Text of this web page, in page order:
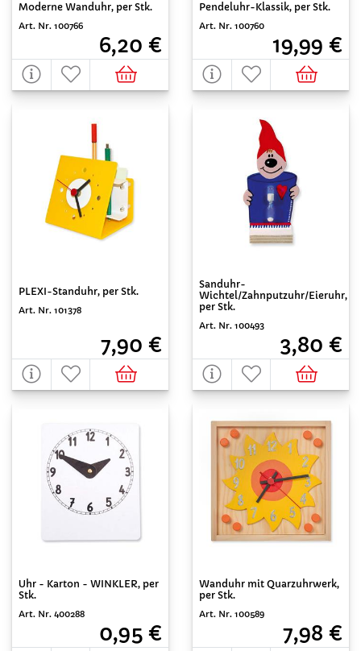
Moderne Wanduhr, per Stk.
Art. Nr. 100766
6,20 €
Pendeluhr-Klassik, per Stk.
Art. Nr. 100760
19,99 €
PLEXI-Standuhr, per Stk.
Art. Nr. 101378
7,90 €
Sanduhr-
Wichtel/Zahnputzuhr/Eieruhr,
per Stk.
Art. Nr. 100493
3,80 €
Uhr - Karton - WINKLER, per
Stk.
Art. Nr. 400288
0,95 €
Wanduhr mit Quarzuhrwerk,
per Stk.
Art. Nr. 100589
7,98 €